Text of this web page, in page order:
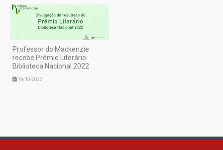
Professor do Mackenzie
recebe Prêmio Literário
Biblioteca Nacional 2022
19/10/2022